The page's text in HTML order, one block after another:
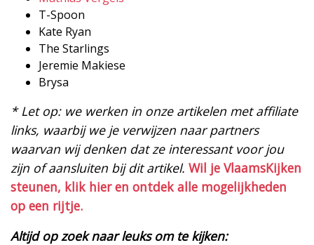
T-Spoon
Kate Ryan
The Starlings
Jeremie Makiese
Brysa
* Let op: we werken in onze artikelen met affiliate
links, waarbij we je verwijzen naar partners
waarvan wij denken dat ze interessant voor jou
zijn of aansluiten bij dit artikel. Wil je VlaamsKijken
steunen, klik hier en ontdek alle mogelijkheden
op een rijtje.
Altijd op zoek naar leuks om te kijken: